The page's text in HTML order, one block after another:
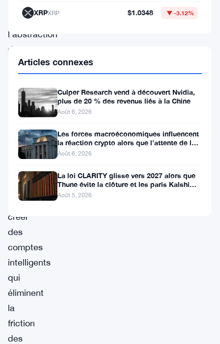
apporte
l’abstraction
de
compte
réseau.
version
permet
aux
développeurs
créer
des
comptes
intelligents
qui
éliminent
la
friction
des
XRPXRP $1.0348 ▼ -3.12%
Articles connexes
Culper Research vend à découvert Nvidia,
plus de 20 % des revenus liés à la Chine
Août 6, 2026
Les forces macroéconomiques influencent
la réaction crypto alors que l’attente de la
Fed se poursuit
Août 6, 2026
La loi CLARITY glisse vers 2027 alors que
Thune évite la clôture et les paris Kalshi
évoluent
Août 5, 2026